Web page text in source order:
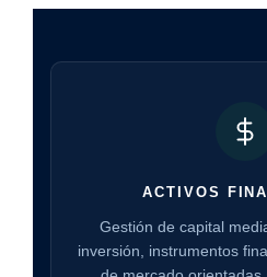
ACTIVOS
Gestión de capital
inversión, instrumentos